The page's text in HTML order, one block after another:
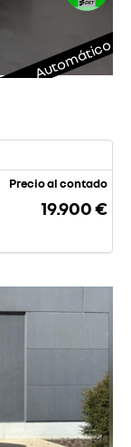
Automático
Precio al contado
19.900 €